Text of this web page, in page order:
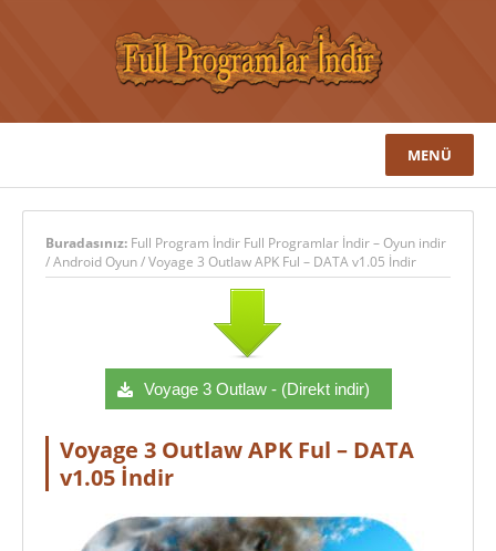
MENÜ
Buradasınız: Full Program İndir Full Programlar İndir – Oyun indir
/Android Oyun/Voyage 3 Outlaw APK Ful – DATA v1.05 İndir
Voyage 3 Outlaw - (Direkt indir)
Voyage 3 Outlaw APK Ful – DATA
v1.05 İndir